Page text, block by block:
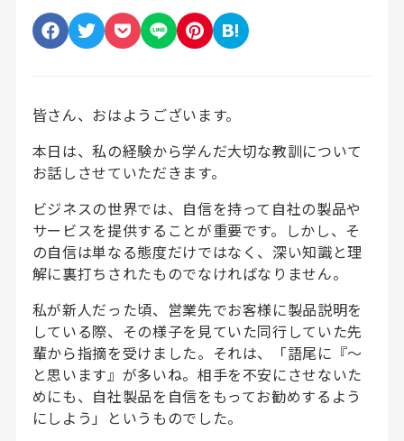
皆さん、おはようございます。
本日は、私の経験から学んだ大切な教訓について
お話しさせていただきます。
ビジネスの世界では、自信を持って自社の製品や
サービスを提供することが重要です。しかし、そ
の自信は単なる態度だけではなく、深い知識と理
解に裏打ちされたものでなければなりません。
私が新人だった頃、営業先でお客様に製品説明を
している際、その様子を見ていた同行していた先
輩から指摘を受けました。それは、「語尾に『〜
と思います』が多いね。相手を不安にさせないた
めにも、自社製品を自信をもってお勧めするよう
にしよう」というものでした。